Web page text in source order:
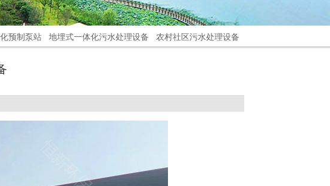
预制泵站 地埋式一体化污水处理设备 农村社区污水处理设备